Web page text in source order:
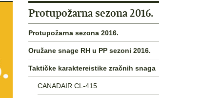
Protupožarna sezona 2016.
Protupožarna sezona 2016.
Oružane snage RH u PP sezoni 2016.
Taktičke karaktereistike zračnih snaga
CANADAIR CL-415